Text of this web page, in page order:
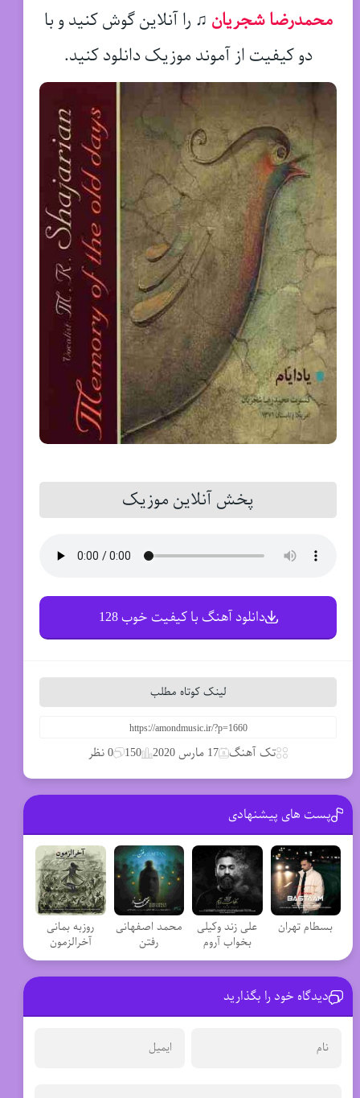
محمدرضا شجریان ♫ را آنلاین گوش کنید و با
دو کیفیت از آموند موزیک دانلود کنید.
پخش آنلاین موزیک
دانلود آهنگ با کیفیت خوب 128
لینک کوتاه مطلب
تک آهنگ 17 مارس 2020 150 0 نظر
پست های پیشنهادی
بسطام تهران
علی زند وکیلی
بخواب آروم
محمد اصفهانی
رفتن
روزبه بمانی
آخرالزمون
دیدگاه خود را بگذارید